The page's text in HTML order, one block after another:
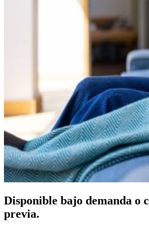
Disponible bajo demanda o
previa.